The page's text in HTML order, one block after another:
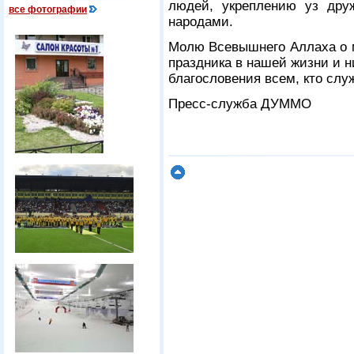
все фотографии
людей, укреплению уз
народами.
Молю Всевышнего Аллаха о
праздника в нашей жизни и
благословения всем, кто
Пресс-служба ДУММО